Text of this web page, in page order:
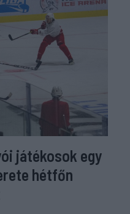
játékosok egy
hétfőn